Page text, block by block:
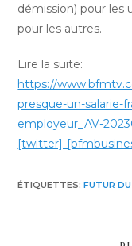
démission) pour les
pour les autres.
Lire la suite:
https://
presque-un-salarie-
employeur_AV-
[twitter]-
ÉTIQUETTES:FUTUR